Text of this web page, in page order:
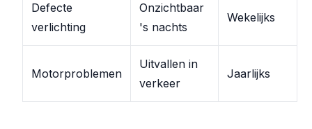
Defecte
verlichting
Onzichtbaar
's nachts
Wekelijks
Motorproblemen
Uitvallen in
verkeer
Jaarlijks